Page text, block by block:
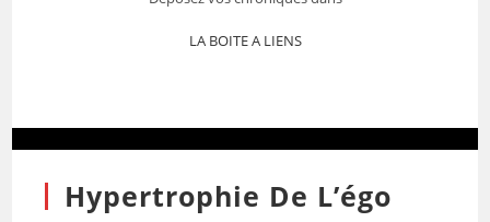
LA BOITE A LIENS
Hypertrophie De L’égo